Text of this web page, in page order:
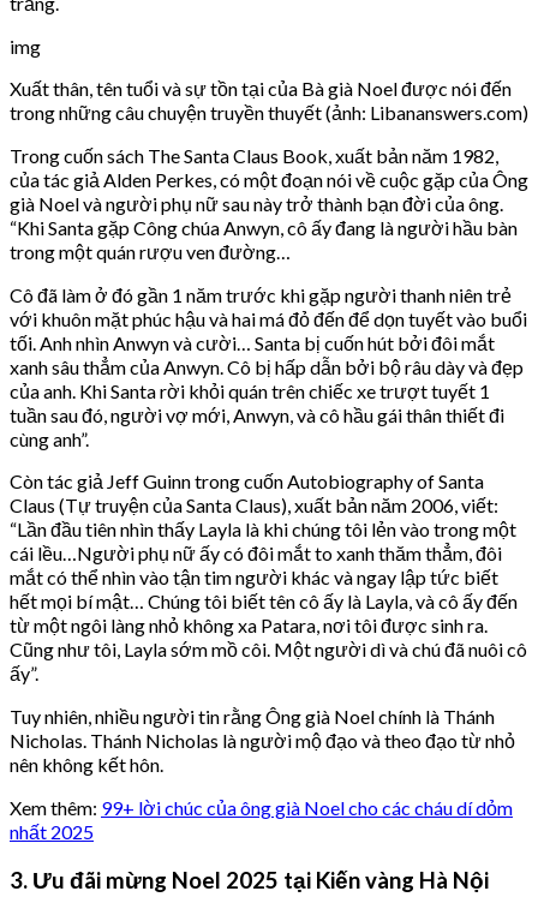
img
Xuất thân, tên tuổi và sự tồn tại của Bà già Noel được nói đến
trong những câu chuyện truyền thuyết (ảnh: Libananswers.com)
Trong cuốn sách The Santa Claus Book, xuất bản năm 1982,
của tác giả Alden Perkes, có một đoạn nói về cuộc gặp của Ông
già Noel và người phụ nữ sau này trở thành bạn đời của ông.
“Khi Santa gặp Công chúa Anwyn, cô ấy đang là người hầu bàn
trong một quán rượu ven đường…
Cô đã làm ở đó gần 1 năm trước khi gặp người thanh niên trẻ
với khuôn mặt phúc hậu và hai má đỏ đến để dọn tuyết vào buổi
tối. Anh nhìn Anwyn và cười… Santa bị cuốn hút bởi đôi mắt
xanh sâu thẳm của Anwyn. Cô bị hấp dẫn bởi bộ râu dày và đẹp
của anh. Khi Santa rời khỏi quán trên chiếc xe trượt tuyết 1
tuần sau đó, người vợ mới, Anwyn, và cô hầu gái thân thiết đi
cùng anh”.
Còn tác giả Jeff Guinn trong cuốn Autobiography of Santa
Claus (Tự truyện của Santa Claus), xuất bản năm 2006, viết:
“Lần đầu tiên nhìn thấy Layla là khi chúng tôi lẻn vào trong một
cái lều…Người phụ nữ ấy có đôi mắt to xanh thăm thẳm, đôi
mắt có thể nhìn vào tận tim người khác và ngay lập tức biết
hết mọi bí mật… Chúng tôi biết tên cô ấy là Layla, và cô ấy đến
từ một ngôi làng nhỏ không xa Patara, nơi tôi được sinh ra.
Cũng như tôi, Layla sớm mồ côi. Một người dì và chú đã nuôi cô
ấy”.
Tuy nhiên, nhiều người tin rằng Ông già Noel chính là Thánh
Nicholas. Thánh Nicholas là người mộ đạo và theo đạo từ nhỏ
nên không kết hôn.
Xem thêm: 99+ lời chúc của ông già Noel cho các cháu dí dỏm
nhất 2025
3. Ưu đãi mừng Noel 2025 tại Kiến vàng Hà Nội